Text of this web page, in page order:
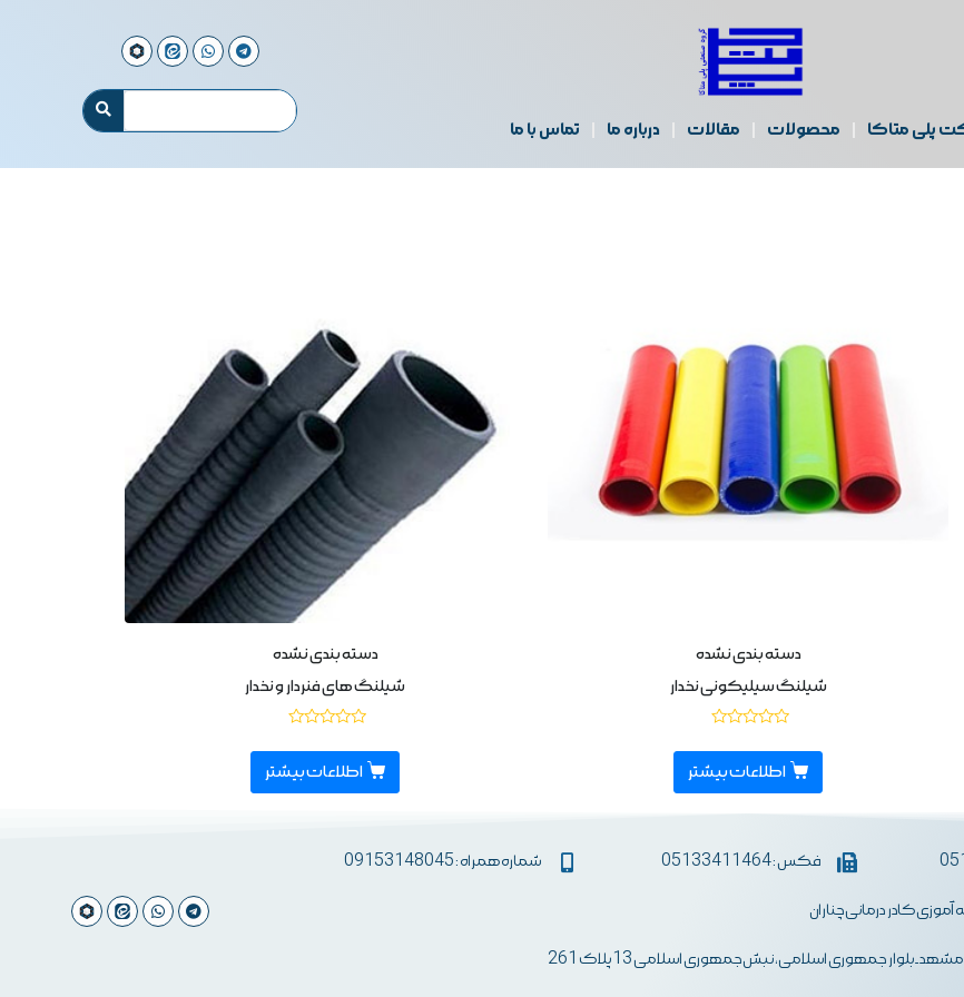
پلی متاکا محصولات مقالات درباره ما تماس با ما
دسته بندی نشده
شیلنگ سیلیکونی نخدار
0
از
5اطلاعات بیشتر
دسته بندی نشده
شیلنگ های فنردار و نخدار
0
از
5اطلاعات بیشتر
فکس : 05133411464 شماره همراه : 09153148045
آموزی کادر درمانی چناران
بلوار جمهوری اسلامی، نبش جمهوری اسلامی 13 پلاک 261